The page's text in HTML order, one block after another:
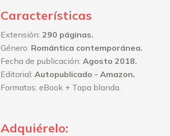
Características
Extensión: 290 páginas.
Género: Romántica contemporánea.
Fecha de publicación: Agosto 2018.
Editorial: Autopublicado - Amazon.
Formatos: eBook + Tapa blanda.
Adquiérelo: